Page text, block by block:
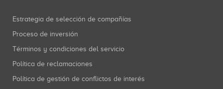
Estrategia de selección de compañías
Proceso de inversión
Términos y condiciones del servicio
Política de reclamaciones
Política de gestión de conflictos de interés